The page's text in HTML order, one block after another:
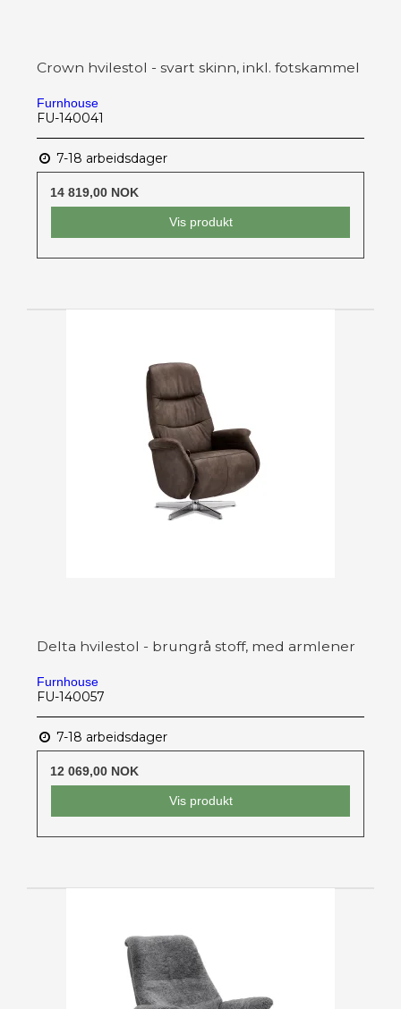
Crown hvilestol - svart skinn, inkl. fotskammel
Furnhouse
FU-140041
7-18 arbeidsdager
14 819,00 NOK
Vis produkt
Delta hvilestol - brungrå stoff, med armlener
Furnhouse
FU-140057
7-18 arbeidsdager
12 069,00 NOK
Vis produkt